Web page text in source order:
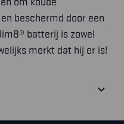
beschermd door een
batterij is zowel
merkt dat hij er is!